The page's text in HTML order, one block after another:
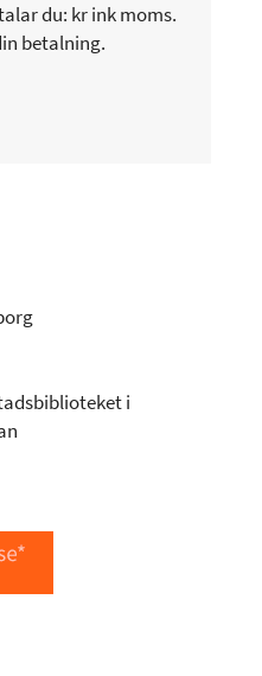
du: kr ink moms.
betalning.
i